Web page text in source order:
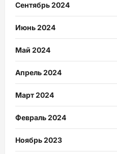
Сентябрь 2024
Июнь 2024
Май 2024
Апрель 2024
Март 2024
Февраль 2024
Ноябрь 2023